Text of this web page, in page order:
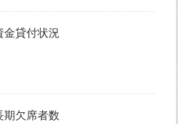
貸付状況
欠席者数